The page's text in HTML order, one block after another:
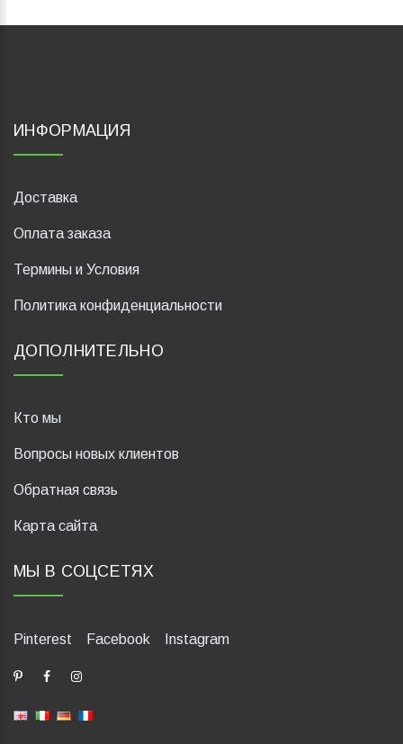
ИНФОРМАЦИЯ
Доставка
Оплата заказа
Термины и Условия
Политика конфиденциальности
ДОПОЛНИТЕЛЬНО
Кто мы
Вопросы новых клиентов
Обратная связь
Карта сайта
МЫ В СОЦСЕТЯХ
Pinterest Facebook Instagram